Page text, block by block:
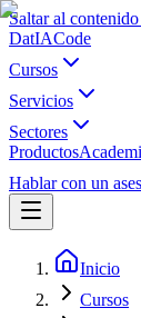
Saltar al
DatIACode
Cursos
Servicios
Sectores
Productos
Hablar con un
Inicio
Cursos